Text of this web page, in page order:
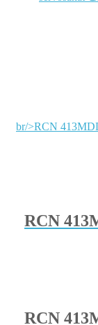
RCN
RCN